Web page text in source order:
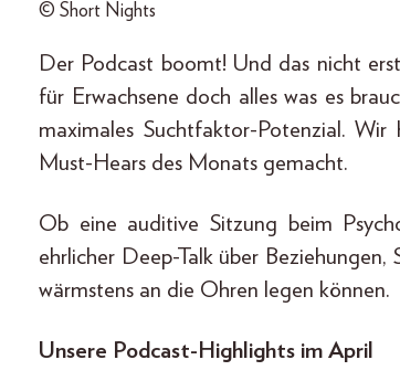
© Short Nights
Der Podcast boomt! Und das nicht
für Erwachsene doch alles was es
maximales Suchtfaktor-Potenzial.
Must-Hears des Monats gemacht.
Ob eine auditive Sitzung beim
ehrlicher Deep-Talk über
wärmstens an die Ohren legen können.
Unsere Podcast-Highlights im April